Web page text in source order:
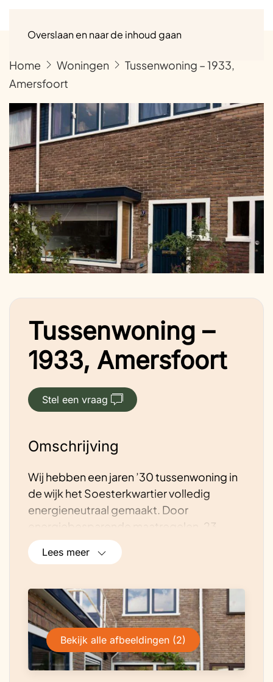
Overslaan en naar de inhoud gaan
Home Woningen
Tussenwoning – 1933,
Amersfoort
Tussenwoning –
1933, Amersfoort
Stel een vraag
Omschrijving
Wij hebben een jaren ’30 tussenwoning in
de wijk het Soesterkwartier volledig
energieneutraal gemaakt. Door
energiebesparende maatregelen, 23
zonnepanelen en een warmtepomp.
Lees meer
Bekijk alle afbeeldingen (2)